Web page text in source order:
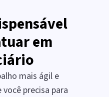
em
mais ágil e
precisa para